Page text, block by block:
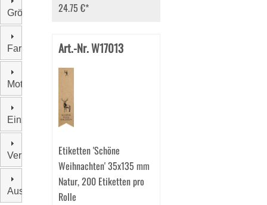
Größe
Farbe
Motiv
Einzelgewicht
Verpackungseinheit
Aussendruck
24.75 €*
Art.-Nr. W17013
Etiketten 'Schöne
Weihnachten' 35x135 mm
Natur, 200 Etiketten pro
Rolle